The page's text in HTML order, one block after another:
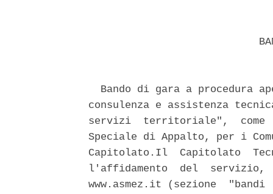
Bando di gara a procedura
consulenza e assistenza
servizi  territoriale",  come
Speciale di Appalto, per i
Capitolato.Il  Capitolato
l'affidamento  del
www.asmez.it (sezione